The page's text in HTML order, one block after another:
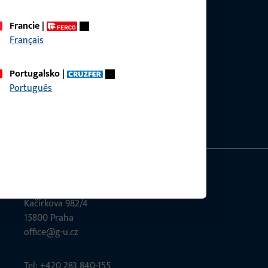
produktů, aplikací a projektů. Stačí nás
Francie|
Français
Portugalsko|
Português
Kačírkova 982/4
15800 Praha
office@g-u.cz